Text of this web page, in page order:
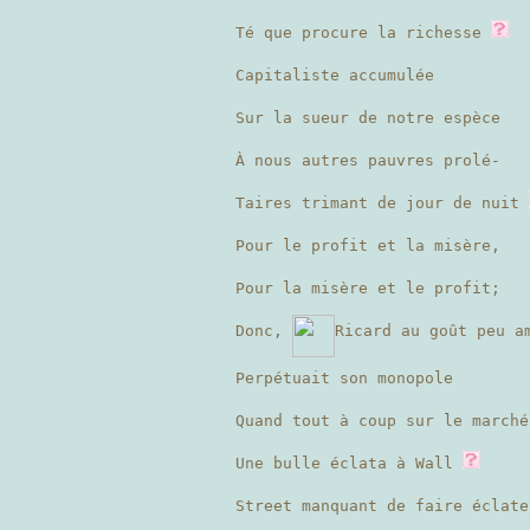
Té que procure la richesse
Capitaliste accumulée
Sur la sueur de notre espèce
À nous autres pauvres prolé-
Taires trimant de jour de nuit
Pour le profit et la misère,
Pour la misère et le profit;
Donc, Ricard au goût peu
Perpétuait son monopole
Quand tout à coup sur le marché
Une bulle éclata à Wall
Street manquant de faire